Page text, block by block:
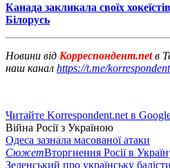
Канада закликала своїх
Білорусь
Новини від Корреспондент.netв
наш канал https://t.me/
Читайте Korrespondent.net в
Війна Росії з Україною
Одеса зазнала масованої атаки
СюжетВторгнення Росії в
Зеленський про українську